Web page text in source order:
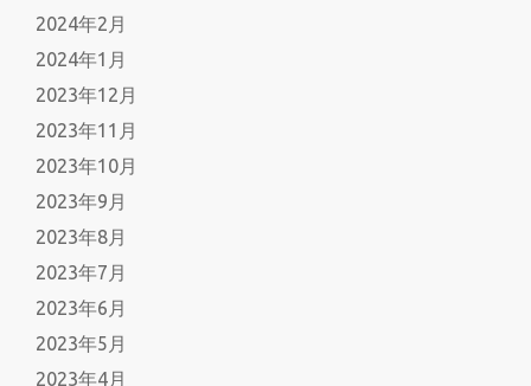
2024年2月
2024年1月
2023年12月
2023年11月
2023年10月
2023年9月
2023年8月
2023年7月
2023年6月
2023年5月
2023年4月